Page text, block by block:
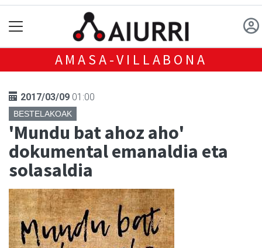
AMASA-VILLABONA
2017/03/09 01:00
BESTELAKOAK
'Mundu bat ahoz aho'
dokumental emanaldia eta
solasaldia